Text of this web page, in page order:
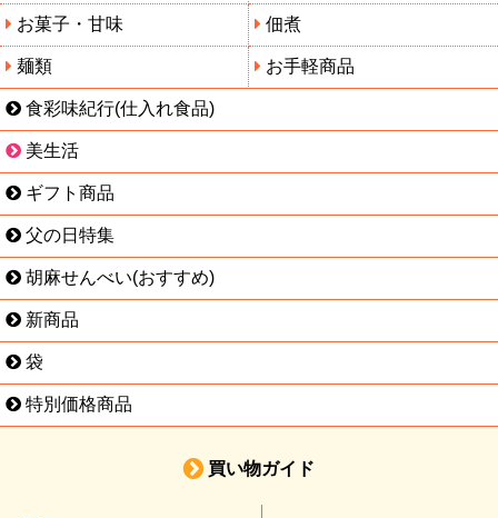
お菓子・甘味 佃煮
麺類 お手軽商品
食彩味紀行(仕入れ食品)
美生活
ギフト商品
父の日特集
胡麻せんべい(おすすめ)
新商品
袋
特別価格商品
買い物ガイド